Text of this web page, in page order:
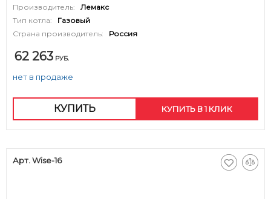
Производитель:
Лемакс
Тип котла:
Газовый
Страна производитель:
Россия
62 263 РУБ.
нет в продаже
КУПИТЬ КУПИТЬ В 1 КЛИК
Арт. Wise-16